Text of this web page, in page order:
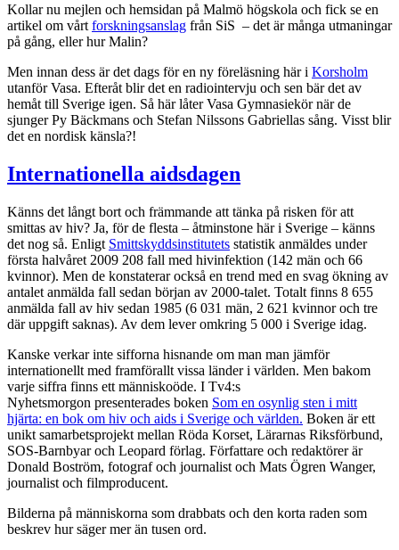
Kollar nu mejlen och hemsidan på Malmö högskola och fick se en
artikel om vårt forskningsanslag från SiS – det är många utmaningar
på gång, eller hur Malin?
Men innan dess är det dags för en ny föreläsning här i Korsholm
utanför Vasa. Efteråt blir det en radiointervju och sen bär det av
hemåt till Sverige igen. Så här låter Vasa Gymnasiekör när de
sjunger Py Bäckmans och Stefan Nilssons Gabriellas sång. Visst blir
det en nordisk känsla?!
Internationella aidsdagen
Känns det långt bort och främmande att tänka på risken för att
smittas av hiv? Ja, för de flesta – åtminstone här i Sverige – känns
det nog så. Enligt Smittskyddsinstitutets statistik anmäldes under
första halvåret 2009 208 fall med hivinfektion (142 män och 66
kvinnor). Men de konstaterar också en trend med en svag ökning av
antalet anmälda fall sedan början av 2000-talet. Totalt finns 8 655
anmälda fall av hiv sedan 1985 (6 031 män, 2 621 kvinnor och tre
där uppgift saknas). Av dem lever omkring 5 000 i Sverige idag.
Kanske verkar inte sifforna hisnande om man man jämför
internationellt med framförallt vissa länder i världen. Men bakom
varje siffra finns ett människoöde. I Tv4:s
Nyhetsmorgon presenterades boken Som en osynlig sten i mitt
hjärta: en bok om hiv och aids i Sverige och världen. Boken är ett
unikt samarbetsprojekt mellan Röda Korset, Lärarnas Riksförbund,
SOS-Barnbyar och Leopard förlag. Författare och redaktörer är
Donald Boström, fotograf och journalist och Mats Ögren Wanger,
journalist och filmproducent.
Bilderna på människorna som drabbats och den korta raden som
beskrev hur säger mer än tusen ord.